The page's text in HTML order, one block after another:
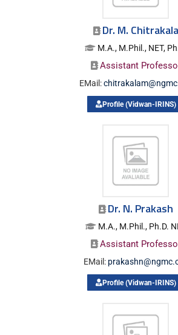
Dr. M. Chitrakala
M.A., M.Phil., NET,
Assistant
EMail:
Profile (Vidwan-IRINS)
Dr. N. Prakash
M.A., M.Phil., Ph.D.
Assistant
EMail:
Profile (Vidwan-IRINS)